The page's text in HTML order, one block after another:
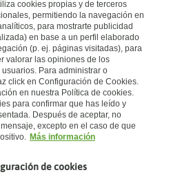
cookies propias y de terceros
permitiendo la navegación en
para mostrarte publicidad
en base a un perfil elaborado
(p. ej. páginas visitadas), para
valorar las opiniones de los
Para administrar o
click en Configuración de Cookies.
en nuestra Política de cookies.
para confirmar que has leído y
Después de aceptar, no
excepto en el caso de que
Más información
de cookies